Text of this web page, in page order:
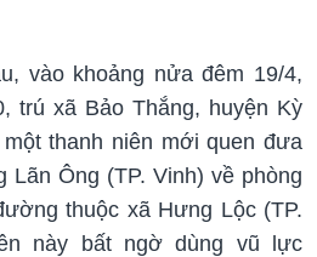
vào khoảng nửa đêm 19/4,
trú xã Bảo Thắng, huyện Kỳ
thanh niên mới quen đưa
Ông (TP. Vinh) về phòng
thuộc xã Hưng Lộc (TP.
này bất ngờ dùng vũ lực